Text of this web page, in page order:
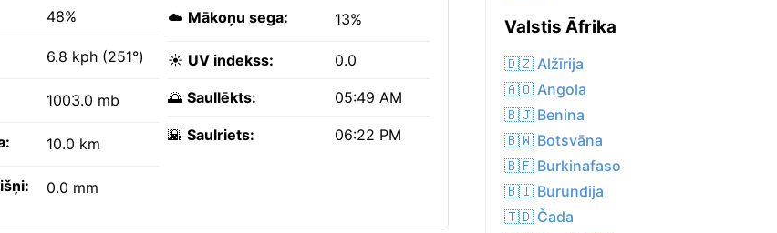
48%
6.8 kph (251°)
1003.0 mb
10.0 km
0.0 mm
☁️ Mākoņu sega: 13%
☀️ UV indekss: 0.0
🌅 Saullēkts: 05:49 AM
🌇 Saulriets: 06:22 PM
Valstis Āfrika
🇩🇿 Alžīrija
🇦🇴 Angola
🇧🇯 Benina
🇧🇼 Botsvāna
🇧🇫 Burkinafaso
🇧🇮 Burundija
🇹🇩 Čada